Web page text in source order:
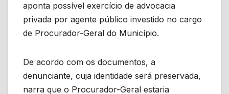
aponta possível exercício de advocacia
privada por agente público investido no cargo
de Procurador-Geral do Município.
De acordo com os documentos, a
denunciante, cuja identidade será preservada,
narra que o Procurador-Geral estaria